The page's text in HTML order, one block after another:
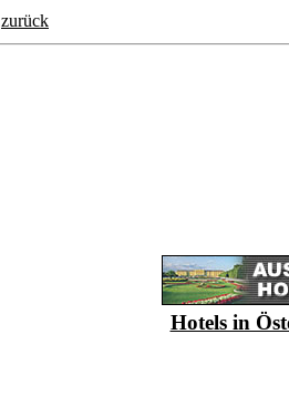
zurück
Hotels in